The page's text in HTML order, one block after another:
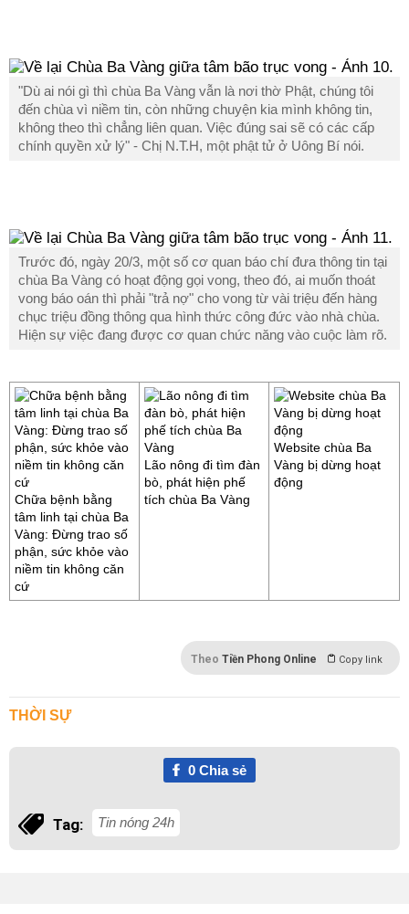
"Dù ai nói gì thì chùa Ba Vàng vẫn là nơi thờ Phật, chúng tôi
đến chùa vì niềm tin, còn những chuyện kia mình không tin,
không theo thì chẳng liên quan. Việc đúng sai sẽ có các cấp
chính quyền xử lý" - Chị N.T.H, một phật tử ở Uông Bí nói.
Trước đó, ngày 20/3, một số cơ quan báo chí đưa thông tin tại
chùa Ba Vàng có hoạt động gọi vong, theo đó, ai muốn thoát
vong báo oán thì phải "trả nợ" cho vong từ vài triệu đến hàng
chục triệu đồng thông qua hình thức công đức vào nhà chùa.
Hiện sự việc đang được cơ quan chức năng vào cuộc làm rõ.
Chữa bệnh bằng
tâm linh tại chùa Ba
Vàng: Đừng trao số
phận, sức khỏe vào
niềm tin không căn
cứ
Lão nông đi tìm đàn
bò, phát hiện phế
tích chùa Ba Vàng
Website chùa Ba
Vàng bị dừng hoạt
động
Theo Tiền Phong Online Copy link
THỜI SỰ
0Chia sẻ
Tag: Tin nóng 24h